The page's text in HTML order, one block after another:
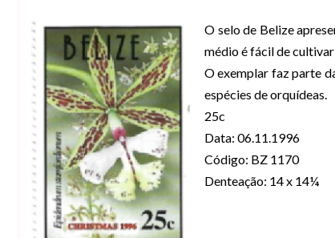
O selo de Belize
médio é fácil de
O exemplar faz parte
espécies de orquídeas.
25c
Data: 06.11.1996
Código: BZ 1170
Denteação: 14 x 14¼